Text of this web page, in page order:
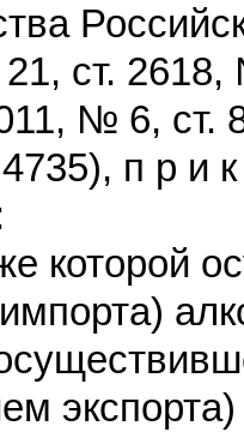
ст.
№ 6,
п р и
которой